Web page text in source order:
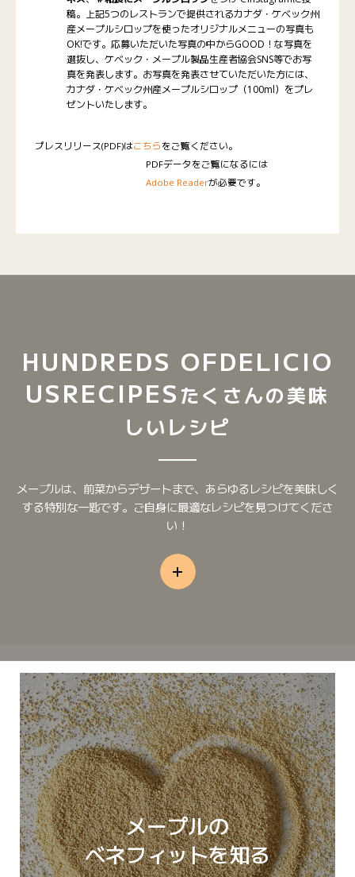
稿。上記5つのレストランで提供されるカナダ・ケベック州
産メープルシロップを使ったオリジナルメニューの写真も
OK!です。応募いただいた写真の中からGOOD！な写真を
選抜し、ケベック・メープル製品生産者協会SNS等でお写
真を発表します。お写真を発表させていただいた方には、
カナダ・ケベック州産メープルシロップ（100ml）をプレ
ゼントいたします。
プレスリリース(PDF)はこちら をご覧ください。
PDFデータをご覧になるには
Adobe Readerが必要です。
HUNDREDS OFDELICIO
USRECIPES たくさんの美味
しいレシピ
メープルは、前菜からデザートまで、あらゆるレシピを美味しく
する特別な一匙です。ご自身に最適なレシピを見つけてくださ
い！
メープルの
ベネフィットを知る